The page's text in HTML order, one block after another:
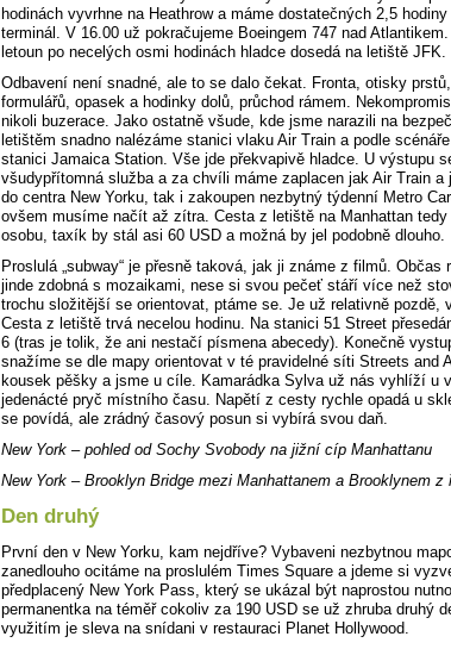
hodinách vyvrhne na Heathrow a máme dostatečných 2,5
terminál. V 16.00 už pokračujeme Boeingem 747 nad
letoun po necelých osmi hodinách hladce dosedá na letiště JFK.
Odbavení není snadné, ale to se dalo čekat. Fronta, otisky
formulářů, opasek a hodinky dolů, průchod rámem.
nikoli buzerace. Jako ostatně všude, kde jsme narazili na
letištěm snadno nalézáme stanici vlaku Air Train a podle
stanici Jamaica Station. Vše jde překvapivě hladce. U výstupu
všudypřítomná služba a za chvíli máme zaplacen jak Air Train a
do centra New Yorku, tak i zakoupen nezbytný týdenní Metro
ovšem musíme načít až zítra. Cesta z letiště na Manhattan
osobu, taxík by stál asi 60 USD a možná by jel podobně dlouho.
Proslulá „subway“ je přesně taková, jak ji známe z filmů. Občas
jinde zdobná s mozaikami, nese si svou pečeť stáří více než
trochu složitější se orientovat, ptáme se. Je už relativně pozdě,
Cesta z letiště trvá necelou hodinu. Na stanici 51 Street
6 (tras je tolik, že ani nestačí písmena abecedy). Konečně
snažíme se dle mapy orientovat v té pravidelné síti Streets and
kousek pěšky a jsme u cíle. Kamarádka Sylva už nás vyhlíží u
jedenácté pryč místního času. Napětí z cesty rychle opadá u
se povídá, ale zrádný časový posun si vybírá svou daň.
New York – pohled od Sochy Svobody na jižní cíp Manhattanu
New York – Brooklyn Bridge mezi Manhattanem a Brooklynem z
Den druhý
První den v New Yorku, kam nejdříve? Vybaveni nezbytnou
zanedlouho ocitáme na proslulém Times Square a jdeme si
předplacený New York Pass, který se ukázal být naprostou
permanentka na téměř cokoliv za 190 USD se už zhruba druhý
využitím je sleva na snídani v restauraci Planet Hollywood.